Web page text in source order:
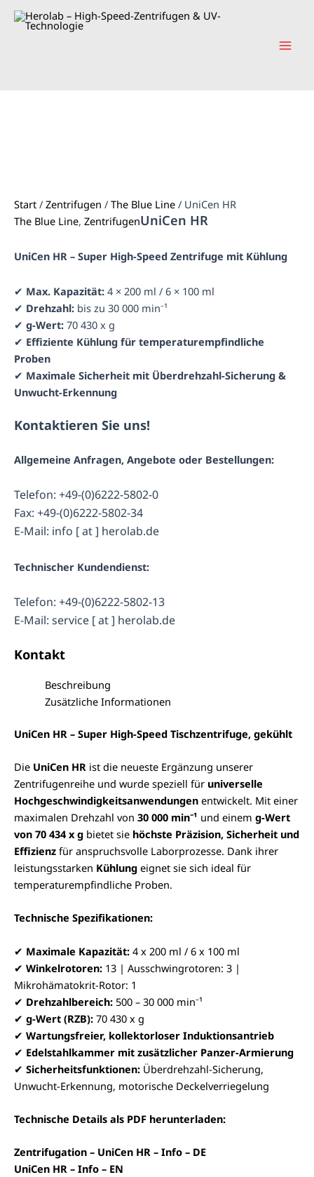
Zum
Inhalt
Start / Zentrifugen / The Blue Line / UniCen HR
The Blue Line, ZentrifugenUniCen HR
UniCen HR – Super High-Speed Zentrifuge mit Kühlung
✔ Max. Kapazität: 4 × 200 ml / 6 × 100 ml
✔ Drehzahl: bis zu 30 000 min⁻¹
✔ g-Wert: 70 430 x g
✔ Effiziente Kühlung für temperaturempfindliche
Proben
✔ Maximale Sicherheit mit Überdrehzahl-Sicherung &
Unwucht-Erkennung
Kontaktieren Sie uns!
Allgemeine Anfragen, Angebote oder Bestellungen:
Telefon: +49-(0)6222-5802-0
Fax: +49-(0)6222-5802-34
E-Mail: info [ at ] herolab.de
Technischer Kundendienst:
Telefon: +49-(0)6222-5802-13
E-Mail: service [ at ] herolab.de
Kontakt
Beschreibung
Zusätzliche Informationen
UniCen HR – Super High-Speed Tischzentrifuge, gekühlt
Die UniCen HR ist die neueste Ergänzung unserer
Zentrifugenreihe und wurde speziell für universelle
Hochgeschwindigkeitsanwendungen entwickelt. Mit einer
maximalen Drehzahl von 30 000 min⁻¹ und einem g-Wert
von 70 434 x g bietet sie höchste Präzision, Sicherheit und
Effizienz für anspruchsvolle Laborprozesse. Dank ihrer
leistungsstarken Kühlung eignet sie sich ideal für
temperaturempfindliche Proben.
Technische Spezifikationen:
✔ Maximale Kapazität: 4 x 200 ml / 6 x 100 ml
✔ Winkelrotoren: 13 | Ausschwingrotoren: 3 |
Mikrohämatokrit-Rotor: 1
✔ Drehzahlbereich: 500 – 30 000 min⁻¹
✔ g-Wert (RZB): 70 430 x g
✔ Wartungsfreier, kollektorloser Induktionsantrieb
✔ Edelstahlkammer mit zusätzlicher Panzer-Armierung
✔ Sicherheitsfunktionen: Überdrehzahl-Sicherung,
Unwucht-Erkennung, motorische Deckelverriegelung
Technische Details als PDF herunterladen:
Zentrifugation – UniCen HR – Info – DE
UniCen HR – Info – EN